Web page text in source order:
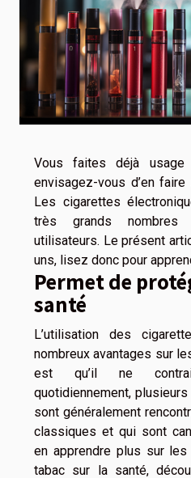
Vous faites déjà usage
envisagez-vous d’en faire
Les cigarettes
très grands nombres
utilisateurs. Le présent
uns, lisez donc pour
Permet de
santé
L’utilisation des
nombreux avantages sur
est qu’il ne
quotidiennement,
sont généralement
classiques et qui sont
en apprendre plus sur
tabac sur la santé,